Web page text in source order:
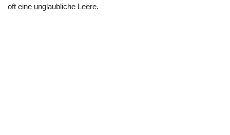
oft eine unglaubliche Leere.